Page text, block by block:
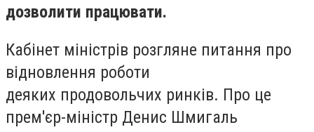
дозволити працювати.
Кабінет міністрів розгляне питання про
відновлення роботи
деяких продовольчих ринків. Про це
прем'єр-міністр Денис Шмигаль